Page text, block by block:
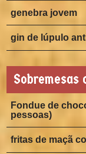
genebra jovem
gin de lúpulo
Sobremesas
Fondue de
pessoas)
fritas de maçã